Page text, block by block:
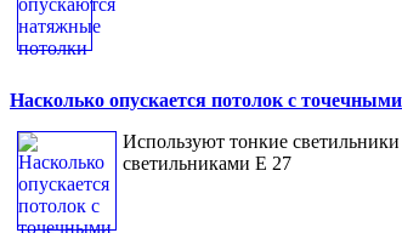
Насколько опускается потолок с
Используют тонкие
светильниками Е 27